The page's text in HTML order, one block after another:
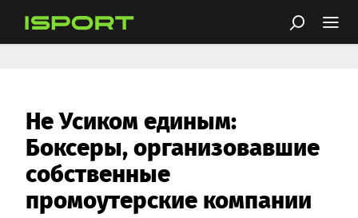
Не Усиком единым:
Боксеры, организовавшие
собственные
промоутерские компании